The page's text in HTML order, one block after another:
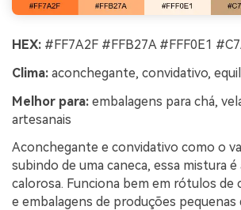
HEX: #FF7A2F #FFB27A #FFF0E1
Clima: aconchegante, convidativo,
Melhor para: embalagens para chá,
artesanais
Aconchegante e convidativo como o
subindo de uma caneca, essa mistura é
calorosa. Funciona bem em rótulos de
e embalagens de produções pequenas